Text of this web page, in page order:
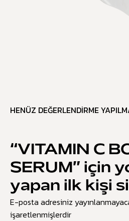
HENÜZ DEĞERLENDIRME
“VITAMIN C
SERUM” için
yapan ilk kişi
E-posta adresiniz
işaretlenmişlerdir